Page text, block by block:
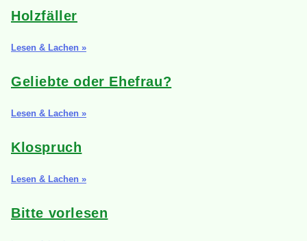
Holzfäller
Lesen & Lachen »
Geliebte oder Ehefrau?
Lesen & Lachen »
Klospruch
Lesen & Lachen »
Bitte vorlesen